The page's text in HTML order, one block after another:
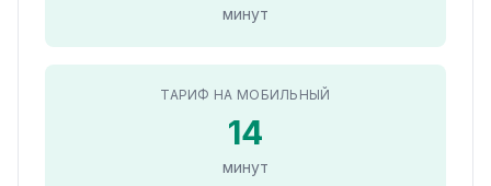
минут
ТАРИФ НА МОБИЛЬНЫЙ
14
минут